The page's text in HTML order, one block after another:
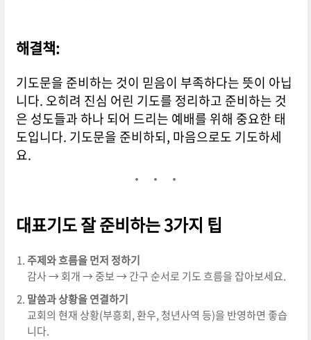
해결책:
기도문을 준비하는 것이 믿음이 부족하다는 뜻이 아닙
니다. 오히려 진심 어린 기도를 정리하고 준비하는 것
은 성도들과 하나 되어 드리는 예배를 위해 중요한 태
도입니다. 기도문을 준비하되, 마음으로도 기도하세
요.
대표기도 잘 준비하는 3가지 팁
주제와 흐름을 먼저 정하기
감사 → 회개 → 중보 → 간구 순서로 기도 흐름을 잡아보세요.
말씀과 상황을 연결하기
교회의 현재 상황(부흥회, 환우, 청년사역 등)을 반영하면 좋습
니다.